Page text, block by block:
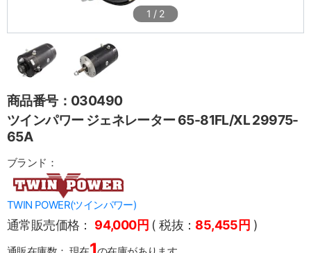
1 / 2
商品番号：030490
ツインパワー ジェネレーター 65-81FL/XL 29975-
65A
ブランド：
TWIN POWER(ツインパワー)
通常販売価格： 94,000円 ( 税抜： 85,455円 )